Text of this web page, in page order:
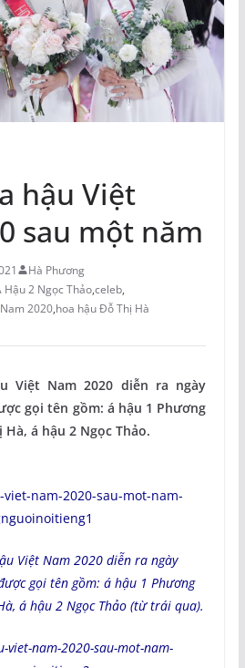
hậu Việt
sau một năm
Hà Phương
Hậu 2 Ngọc Thảo,celeb,
2020,hoa hậu Đỗ Thị Hà
Việt Nam 2020 diễn ra ngày
gọi tên gồm: á hậu 1 Phương
á hậu 2 Ngọc Thảo.
Việt Nam 2020 diễn ra ngày
gọi tên gồm: á hậu 1 Phương
á hậu 2 Ngọc Thảo (từ trái qua).